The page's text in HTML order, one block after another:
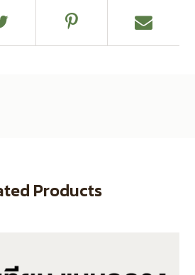
Products